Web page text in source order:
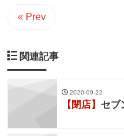
« Prev
関連記事
2020-09-22
【閉店】 セブ